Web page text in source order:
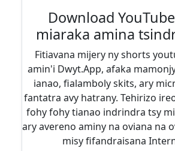
Download
miaraka amina
Fitiavana mijery ny shorts
amin'i Dwyt.App, afaka
ianao, fialamboly skits, ary
fantatra avy hatrany. Tehirizo
fohy fohy tianao indrindra tsy
ary avereno aminy na oviana na
misy fifandraisana